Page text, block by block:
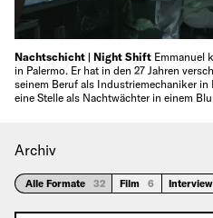
Nachtschicht | Night Shift Emmanuel
in Palermo. Er hat in den 27 Jahren
seinem Beruf als Industriemechaniker
eine Stelle als Nachtwächter in einem
Archiv
Alle Formate 32 Film 6